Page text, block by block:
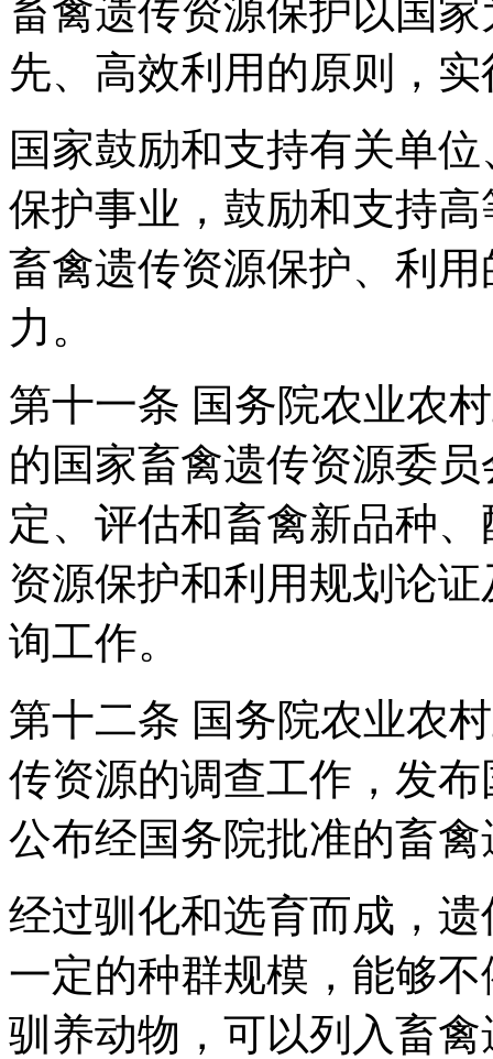
畜禽遗传资源保护以国
先、高效利用的原则，
国家鼓励和支持有关单
保护事业，鼓励和支持
畜禽遗传资源保护、利
力。
第十一条 国务院农业农
的国家畜禽遗传资源委
定、评估和畜禽新品种
资源保护和利用规划论
询工作。
第十二条 国务院农业农
传资源的调查工作，发
公布经国务院批准的畜
经过驯化和选育而成，
一定的种群规模，能够
驯养动物，可以列入畜